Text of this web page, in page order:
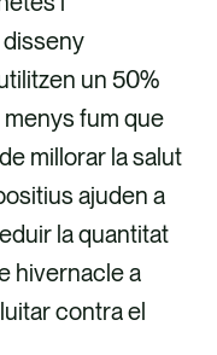
un 50%
fum que
millorar la salut
ajuden a
la quantitat
hivernacle a
contra el